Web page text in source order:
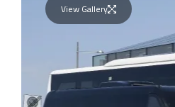
View Gallery